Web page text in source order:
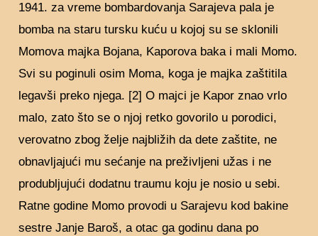
1941. za vreme bombardovanja Sarajeva pala je
bomba na staru tursku kuću u kojoj su se sklonili
Momova majka Bojana, Kaporova baka i mali Momo.
Svi su poginuli osim Moma, koga je majka zaštitila
legavši preko njega. [2] O majci je Kapor znao vrlo
malo, zato što se o njoj retko govorilo u porodici,
verovatno zbog želje najbližih da dete zaštite, ne
obnavljajući mu sećanje na preživljeni užas i ne
produbljujući dodatnu traumu koju je nosio u sebi.
Ratne godine Momo provodi u Sarajevu kod bakine
sestre Janje Baroš, a otac ga godinu dana po